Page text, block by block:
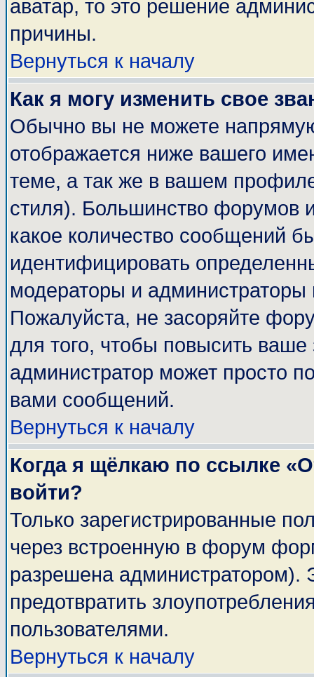
аватар, то это решение
причины.
Вернуться к началу
Как я могу изменить свое
Обычно вы не можете
отображается ниже вашего
теме, а так же в вашем
стиля). Большинство форумов
какое количество сообщений
идентифицировать
модераторы и администраторы
Пожалуйста, не засоряйте
для того, чтобы повысить
администратор может просто
вами сообщений.
Вернуться к началу
Когда я щёлкаю по ссылке
войти?
Только зарегистрированные
через встроенную в форум
разрешена администратором).
предотвратить
пользователями.
Вернуться к началу